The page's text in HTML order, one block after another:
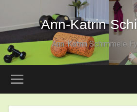
Ann-Katrin
Ann-Katrin Schimmele